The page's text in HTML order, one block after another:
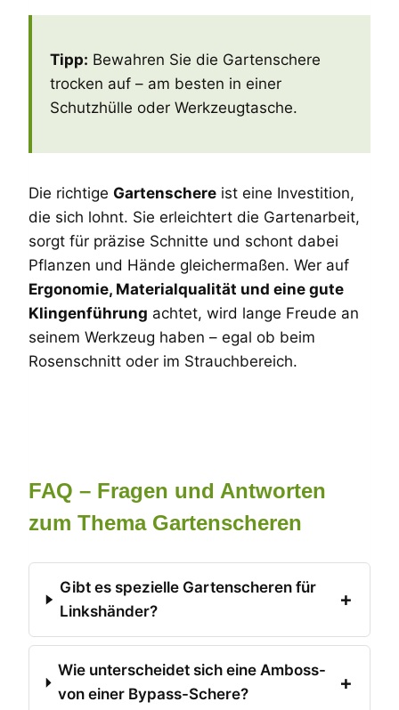
Tipp: Bewahren Sie die Gartenschere
trocken auf – am besten in einer
Schutzhülle oder Werkzeugtasche.
Die richtige Gartenschere ist eine Investition,
die sich lohnt. Sie erleichtert die Gartenarbeit,
sorgt für präzise Schnitte und schont dabei
Pflanzen und Hände gleichermaßen. Wer auf
Ergonomie, Materialqualität und eine gute
Klingenführung achtet, wird lange Freude an
seinem Werkzeug haben – egal ob beim
Rosenschnitt oder im Strauchbereich.
FAQ – Fragen und Antworten
zum Thema Gartenscheren
Gibt es spezielle Gartenscheren für
Linkshänder?
Wie unterscheidet sich eine Amboss-
von einer Bypass-Schere?